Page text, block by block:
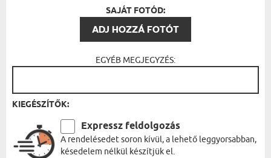
SAJÁT FOTÓD:
ADJ HOZZÁ FOTÓT
EGYÉB MEGJEGYZÉS:
KIEGÉSZÍTŐK:
Expressz feldolgozás
A rendelésedet soron kívül, a lehető leggyorsabban,
késedelem nélkül készítjük el.